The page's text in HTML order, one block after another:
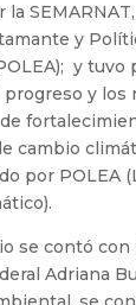
y
y tuvo
y los
cambio
por POLEA
se contó con
Adriana